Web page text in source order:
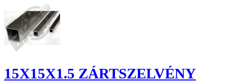
15X15X1.5 ZÁRTSZELVÉNY